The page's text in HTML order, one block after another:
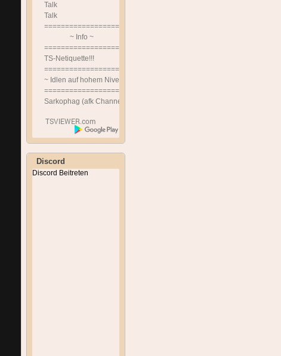
Talk
Talk
==============================
~ Info ~
==============================
TS-Netiquette!!!
==============================
~ Idlen auf hohem Niveau ~
==============================
Sarkophag (afk Channel)
Discord
Discord Beitreten